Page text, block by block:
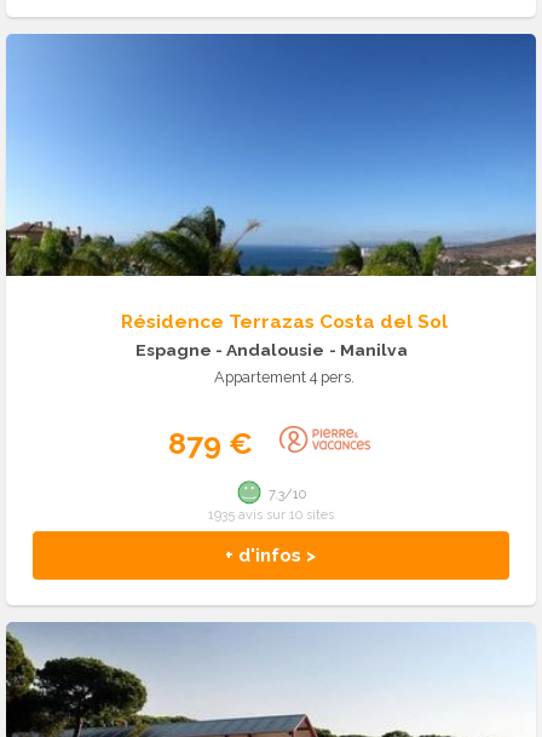
Résidence Terrazas Costa del Sol
Espagne - Andalousie - Manilva
Appartement 4 pers.
879 €
+ d'infos >
7.3/10
1935 avis sur 10 sites